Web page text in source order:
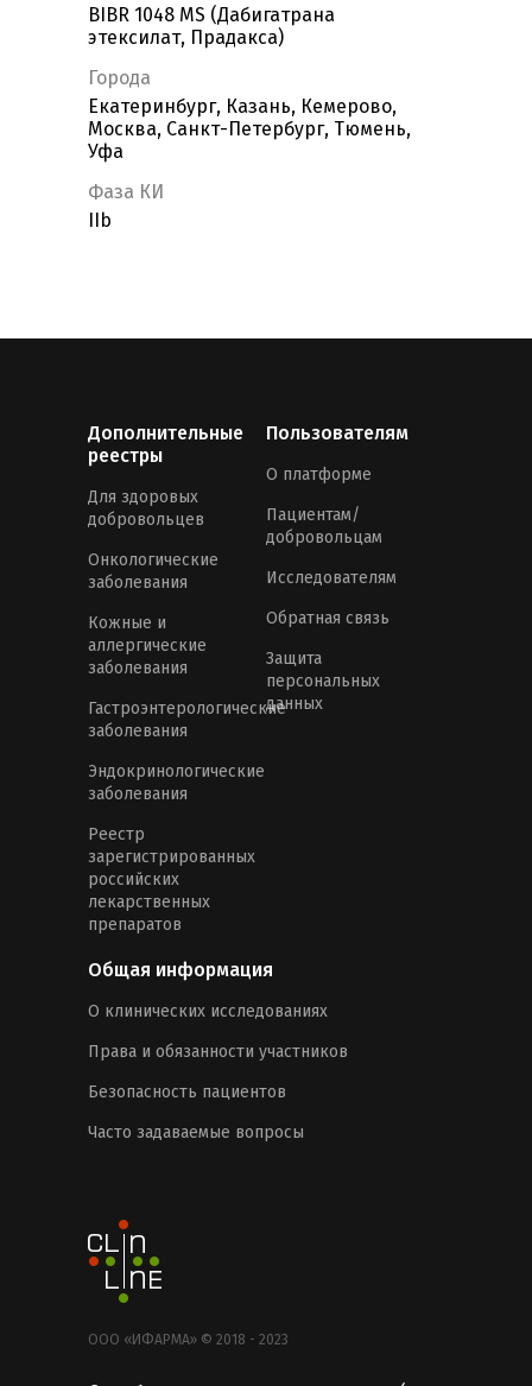
BIBR 1048 MS (Дабигатрана
этексилат, Прадакса)
Города
Екатеринбург, Казань, Кемерово,
Москва, Санкт-Петербург, Тюмень,
Уфа
Фаза КИ
IIb
Дополнительные
реестры
Для здоровых
добровольцев
Онкологические
заболевания
Кожные и
аллергические
заболевания
Гастроэнтерологические
заболевания
Эндокринологические
заболевания
Реестр
зарегистрированных
российских
лекарственных
препаратов
Пользователям
О платформе
Пациентам/
добровольцам
Исследователям
Обратная связь
Защита
персональных
данных
Общая информация
О клинических исследованиях
Права и обязанности участников
Безопасность пациентов
Часто задаваемые вопросы
ООО «ИФАРМА» © 2018 - 2023